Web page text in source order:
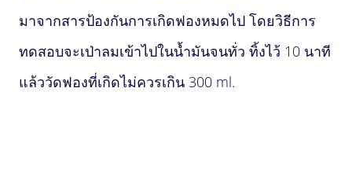
มาจากสารป้องกันการเกิดฟองหมดไป โดยวิธีการ
ทดสอบจะเป่าลมเข้าไปในน้ำมันจนทั่ว ทิ้งไว้ 10 นาที
แล้ววัดฟองที่เกิดไม่ควรเกิน 300 ml.